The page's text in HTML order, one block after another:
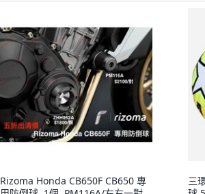
Rizoma Honda CB650F CB650 專
三